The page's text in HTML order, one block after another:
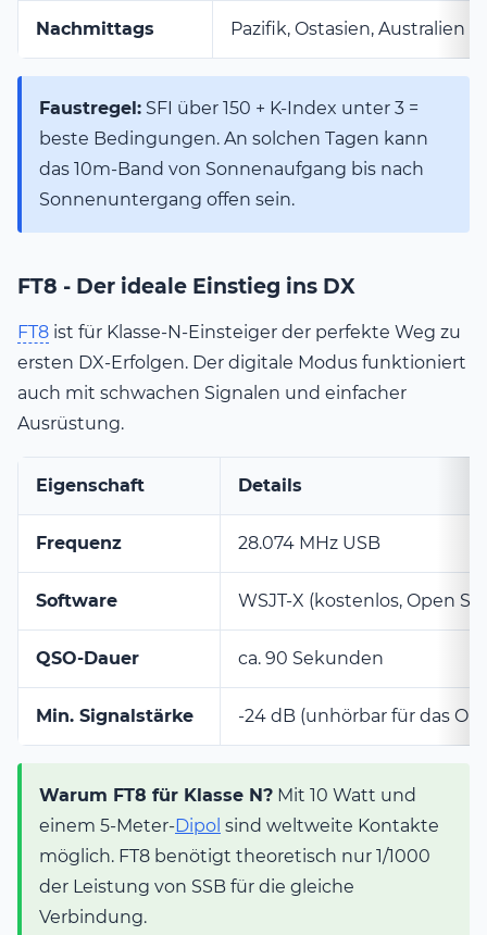
Nachmittags Pazifik, Ostasien, Australien
Faustregel: SFI über 150 + K-Index unter 3 =
beste Bedingungen. An solchen Tagen kann
das 10m-Band von Sonnenaufgang bis nach
Sonnenuntergang offen sein.
FT8 - Der ideale Einstieg ins DX
FT8 ist für Klasse-N-Einsteiger der perfekte Weg zu
ersten DX-Erfolgen. Der digitale Modus funktioniert
auch mit schwachen Signalen und einfacher
Ausrüstung.
Eigenschaft Details
Frequenz 28.074 MHz USB
Software WSJT-X (kostenlos, Open
QSO-Dauer ca. 90 Sekunden
Min. Signalstärke -24 dB (unhörbar für das
Warum FT8 für Klasse N? Mit 10 Watt und
einem 5-Meter-Dipol sind weltweite Kontakte
möglich. FT8 benötigt theoretisch nur 1/1000
der Leistung von SSB für die gleiche
Verbindung.